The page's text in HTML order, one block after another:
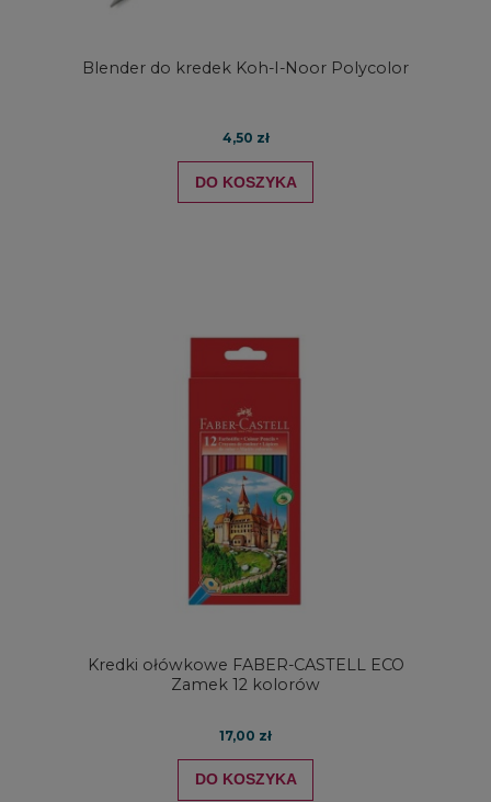
Blender do kredek Koh-I-Noor Polycolor
4,50 zł
DO KOSZYKA
Kredki ołówkowe FABER-CASTELL ECO
Zamek 12 kolorów
17,00 zł
DO KOSZYKA